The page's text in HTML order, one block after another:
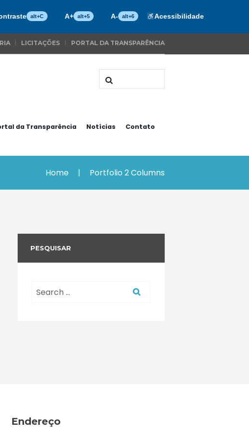
alt+C A+ alt+5 A- alt+6 Acessibilidade
LICITAÇÕES PORTAL DA TRANSPARÊNCIA
da Transparência Notícias Contato
Home Portfolio 2 Columns
PESQUISAR
Endereço